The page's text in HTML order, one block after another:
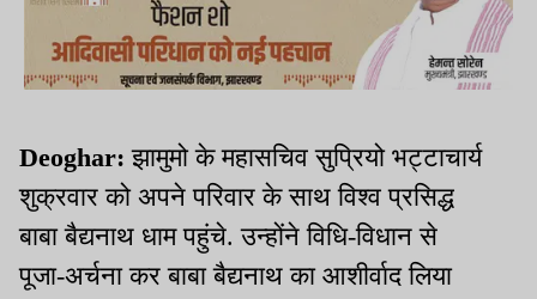
Deoghar: झामुमो के महासचिव सुप्रियो भट्टाचार्य
शुक्रवार को अपने परिवार के साथ विश्व प्रसिद्ध
बाबा बैद्यनाथ धाम पहुंचे. उन्होंने विधि-विधान से
पूजा-अर्चना कर बाबा बैद्यनाथ का आशीर्वाद लिया